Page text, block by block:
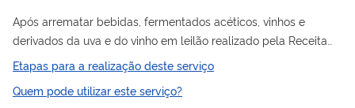
Após arrematar bebidas, fermentados acéticos, vinhos e
derivados da uva e do vinho em leilão realizado pela Receita
Federal do Brasil (RFB), faz-se necessário, para retirada da
mercadoria arrematada, a obtenção da declaração de aptidão
para comercialização econsumo
Etapas para a realização deste serviço
Quem pode utilizar este serviço?